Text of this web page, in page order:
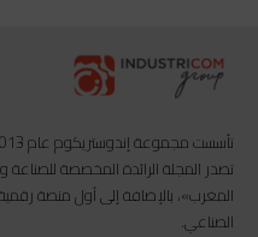
تصدر المجلة الرائدة المخصصة للصناعة
المغرب»، بالإضافة إلى أول منصة
الصناعي.